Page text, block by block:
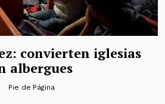
convierten iglesias
albergues
Pie de Página